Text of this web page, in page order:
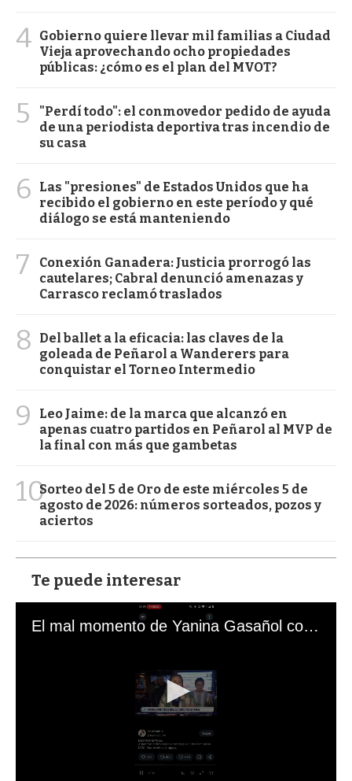
4 Gobierno quiere llevar mil familias a Ciudad
Vieja aprovechando ocho propiedades
públicas: ¿cómo es el plan del MVOT?
5
"Perdí todo": el conmovedor pedido de ayuda
de una periodista deportiva tras incendio de
su casa
6
Las "presiones" de Estados Unidos que ha
recibido el gobierno en este período y qué
diálogo se está manteniendo
7
Conexión Ganadera: Justicia prorrogó las
cautelares; Cabral denunció amenazas y
Carrasco reclamó traslados
8
Del ballet a la eficacia: las claves de la
goleada de Peñarol a Wanderers para
conquistar el Torneo Intermedio
9
Leo Jaime: de la marca que alcanzó en
apenas cuatro partidos en Peñarol al MVP de
la final con más que gambetas
10Sorteo del 5 de Oro de este miércoles 5 de
agosto de 2026: números sorteados, pozos y
aciertos
Te puede interesar
El mal momento de Yanina Gasañol con un hincha argentino en "Subrayado"